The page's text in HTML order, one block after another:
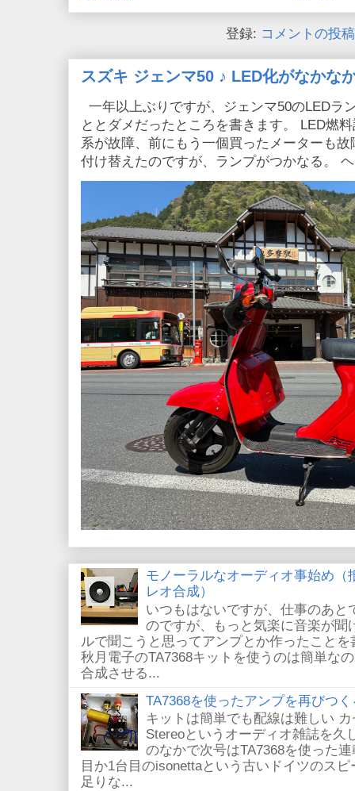
登録: コメントの投
スズキ ジェンマ50 ♪ LED化がなかな
一年以上ぶりですが、ジェンマ50のLEDラ
ととダメだったところを書きます。 LED燃
系が故障、前にもう一個買ったメーターも
付け替えたのですが、ランプがつかなる。
モノーラルなオーディオ事始め
レオ合成）
いつもはないですが、仕事のあ
のですが、もっと気楽に音楽が聞
ルで聞こうと思ってアンプとか作ったこと
秋月電子のTA7368キットを使うのは簡単な
合成させる...
TA7368を使ったアンプを再びつく
キットは簡単でも配線は難しい
Stereoというオーディオ雑誌を久
のなかで次号はTA7368を使った
目か1台目のisonettaという古いドイツのス
足りな...